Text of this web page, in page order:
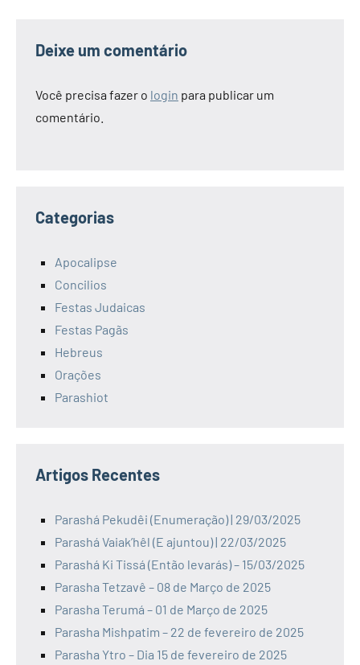
Deixe um comentário
Você precisa fazer o login para publicar um
comentário.
Categorias
Apocalipse
Concilios
Festas Judaicas
Festas Pagãs
Hebreus
Orações
Parashiot
Artigos Recentes
Parashá Pekudêi (Enumeração) | 29/03/2025
Parashá Vaiak’hêl (E ajuntou) | 22/03/2025
Parashá Ki Tissá (Então levarás) – 15/03/2025
Parasha Tetzavê – 08 de Março de 2025
Parasha Terumá – 01 de Março de 2025
Parasha Mishpatim – 22 de fevereiro de 2025
Parasha Ytro – Dia 15 de fevereiro de 2025